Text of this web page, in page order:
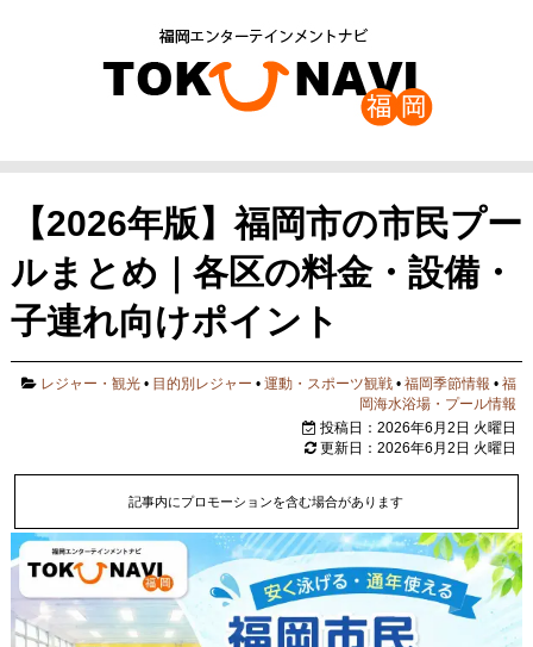
【2026年版】福岡市の市民プー
ルまとめ｜各区の料金・設備・
子連れ向けポイント
レジャー・観光 • 目的別レジャー •運動・スポーツ観戦 •福岡季節情報 •福
岡海水浴場・プール情報
投稿日：2026年6月2日 火曜日
更新日：2026年6月2日 火曜日
記事内にプロモーションを含む場合があります